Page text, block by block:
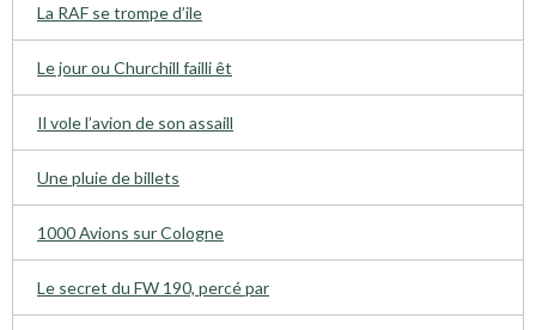
La RAF se trompe d’ile
Le jour ou Churchill failli êt
Il vole l’avion de son assaill
Une pluie de billets
1000 Avions sur Cologne
Le secret du FW 190, percé par